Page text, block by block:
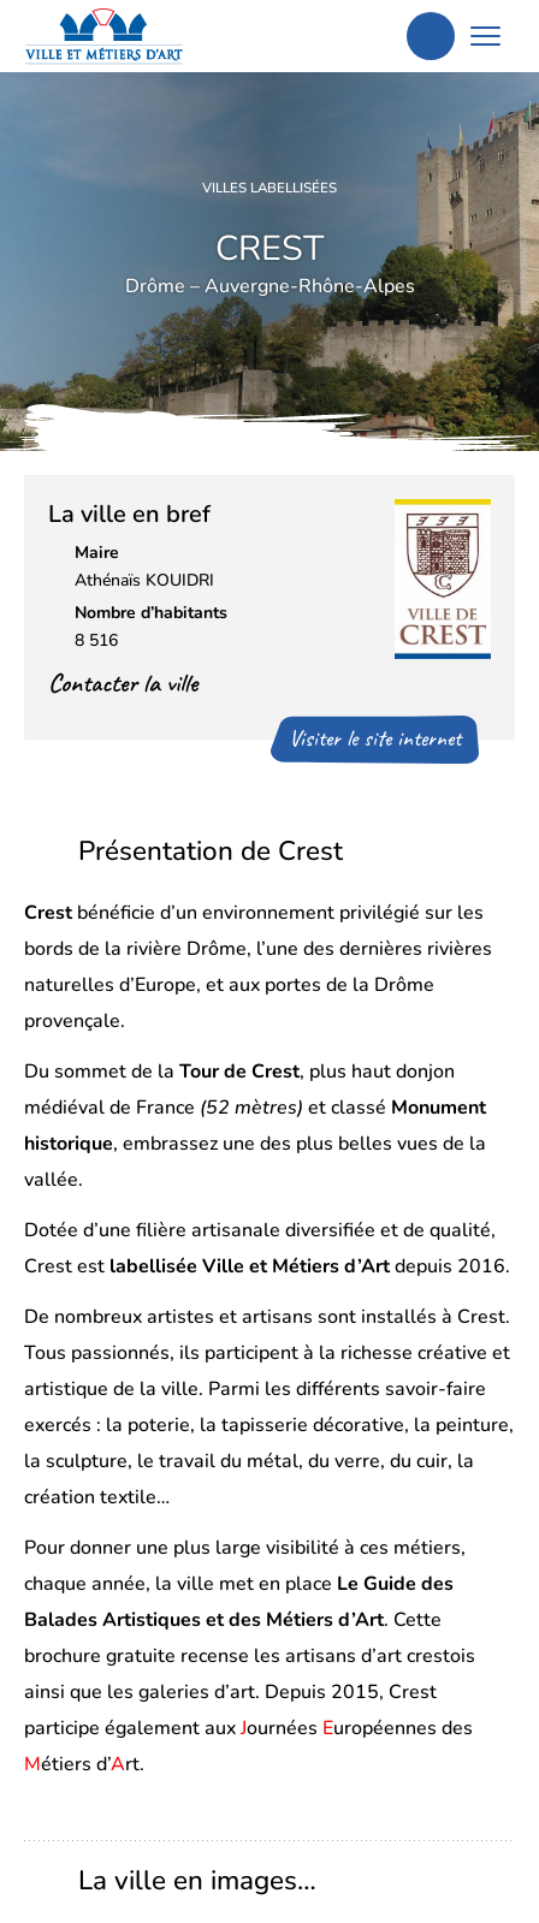
Aller
recherche
VILLES LABELLISÉES
CREST
Drôme – Auvergne-Rhône-Alpes
La ville en bref
Maire
Athénaïs KOUIDRI
Nombre d’habitants
8 516
Contacter la ville
Visiter le site internet
Présentation de Crest
Crestbénéficie d’un environnement privilégié sur les
bords de la rivière Drôme, l’une des dernières rivières
naturelles d’Europe, et aux portes de la Drôme
provençale.
Du sommet de la Tour de Crest, plus haut donjon
médiéval de France (52 mètres) et classé Monument
historique, embrassez une des plus belles vues de la
vallée.
Dotée d’une filière artisanale diversifiée et de qualité,
Crest est labellisée Ville et Métiers d’Artdepuis 2016.
De nombreux artistes et artisans sont installés à Crest.
Tous passionnés, ils participent à la richesse créative et
artistique de la ville. Parmi les différents savoir-faire
exercés : la poterie, la tapisserie décorative, la peinture,
la sculpture, le travail du métal, du verre, du cuir, la
création textile…
Pour donner une plus large visibilité à ces métiers,
chaque année, la ville met en place Le Guide des
Balades Artistiques et des Métiers d’Art. Cette
brochure gratuite recense les artisans d’art crestois
ainsi que les galeries d’art. Depuis 2015, Crest
participe également auxJournées Européennes des
Métiers d’Art.
La ville en images…